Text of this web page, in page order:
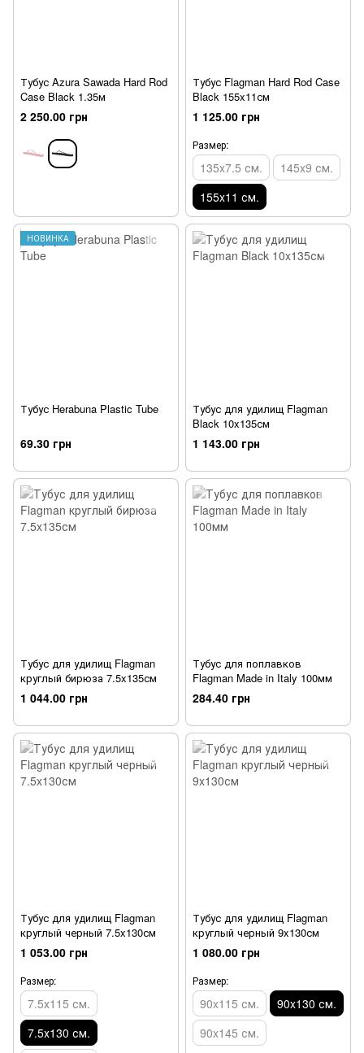
Тубус Azura Sawada Hard Rod
Case Black 1.35м
2 250.00 грн
Тубус Flagman Hard Rod Case
Black 155x11см
1 125.00 грн
Размер:
135x7.5 см.
145x9 см.
155x11 см.
НОВИНКА
Тубус Herabuna Plastic Tube
69.30 грн
Тубус для удилищ Flagman
Black 10x135см
1 143.00 грн
Тубус для удилищ Flagman
круглый бирюза 7.5x135см
1 044.00 грн
Тубус для поплавков
Flagman Made in Italy 100мм
284.40 грн
Тубус для удилищ Flagman
круглый черный 7.5x130см
1 053.00 грн
Размер:
7.5х115 см.
7.5х130 см.
Тубус для удилищ Flagman
круглый черный 9x130см
1 080.00 грн
Размер:
90x115 см.
90x130 см.
90x145 см.